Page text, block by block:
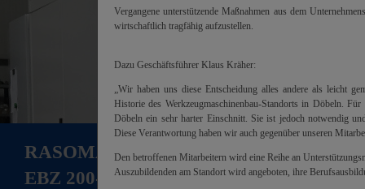
RASOMA 端部加工中心
EBZ 200-500
RASOMA / 您专用机床的专家
Vergangene unterstützende Maßnahmen aus dem
wirtschaftlich tragfähig aufzustellen.
Dazu Geschäftsführer Klaus Kräher:
„Wir haben uns diese Entscheidung alles andere als leicht
Historie des Werkzeugmaschinenbau-Standorts in Döbeln.
Döbeln ein sehr harter Einschnitt. Sie ist jedoch notwendig
Diese Verantwortung haben wir auch gegenüber unseren
Den betroffenen Mitarbeitern wird eine Reihe an
Auszubildenden am Standort wird angeboten, ihre